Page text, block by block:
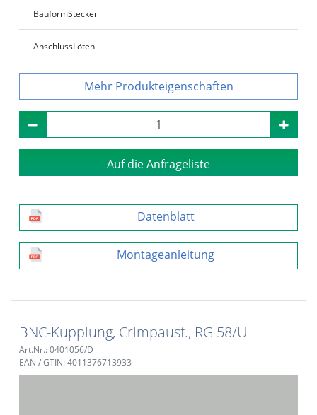
BauformStecker
AnschlussLöten
Produkteigenschaften
Auf die Anfrageliste
Datenblatt
Montageanleitung
BNC-Kupplung, Crimpausf., RG 58/U
Art.Nr.: 0401056/D
EAN / GTIN: 4011376713933